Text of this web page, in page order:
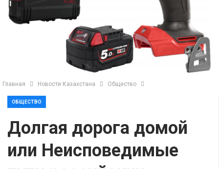
Главная Новости Казахстана Общество
ОБЩЕСТВО
Долгая дорога домой
или Неисповедимые